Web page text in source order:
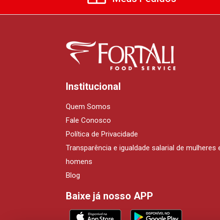
Institucional
Quem Somos
Fale Conosco
Política de Privacidade
Transparência e igualdade salarial de mulheres
homens
Blog
Baixe já nosso APP